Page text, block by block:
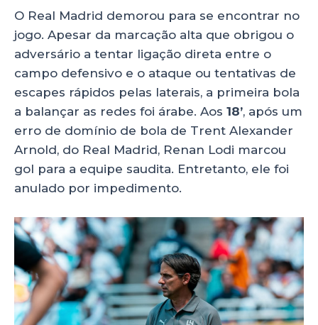
O Real Madrid demorou para se encontrar no
jogo. Apesar da marcação alta que obrigou o
adversário a tentar ligação direta entre o
campo defensivo e o ataque ou tentativas de
escapes rápidos pelas laterais, a primeira bola
a balançar as redes foi árabe. Aos 18’, após um
erro de domínio de bola de Trent Alexander
Arnold, do Real Madrid, Renan Lodi marcou
gol para a equipe saudita. Entretanto, ele foi
anulado por impedimento.